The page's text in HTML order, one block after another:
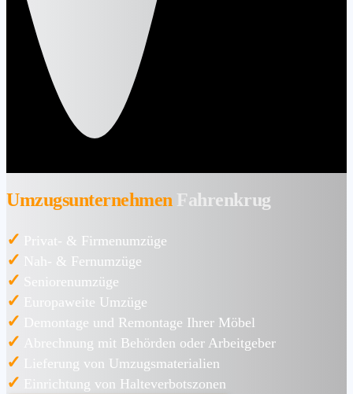
Umzugsunternehmen Fahrenkrug
✓ Privat- & Firmenumzüge
✓ Nah- & Fernumzüge
✓ Seniorenumzüge
✓ Europaweite Umzüge
✓ Demontage und Remontage Ihrer Möbel
✓ Abrechnung mit Behörden oder Arbeitgeber
✓ Lieferung von Umzugsmaterialien
✓ Einrichtung von Halteverbotszonen